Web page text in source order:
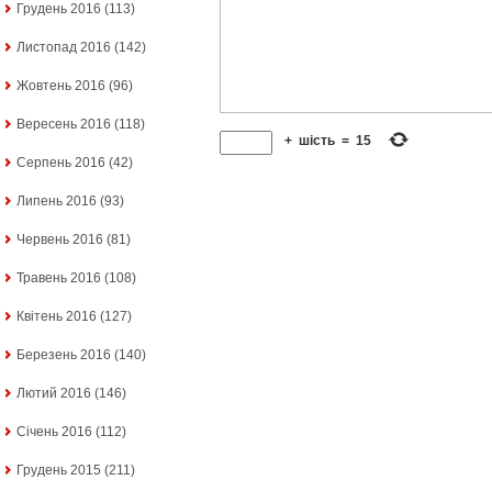
Грудень 2016 (113)
Листопад 2016 (142)
Жовтень 2016 (96)
Вересень 2016 (118)
Серпень 2016 (42)
Липень 2016 (93)
Червень 2016 (81)
Травень 2016 (108)
Квітень 2016 (127)
Березень 2016 (140)
Лютий 2016 (146)
Січень 2016 (112)
Грудень 2015 (211)
+ шість = 15